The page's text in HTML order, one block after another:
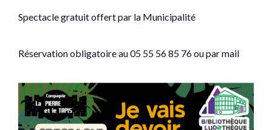
Spectacle gratuit offert par la Municipalité
Réservation obligatoire au 05 55 56 85 76 ou par mail